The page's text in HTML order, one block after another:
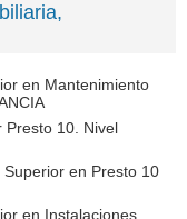
en Mantenimiento
Presto 10. Nivel
en Presto 10
en Instalaciones